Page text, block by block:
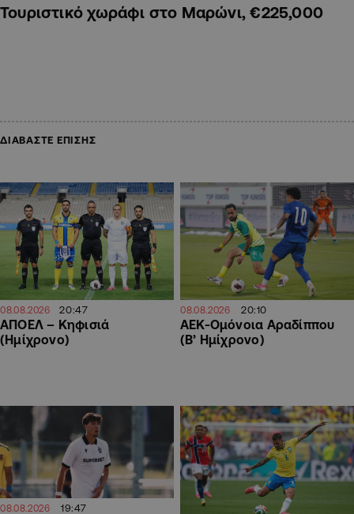
Τουριστικό χωράφι στο Μαρώνι, €225,000
ΔΙΑΒΑΣΤΕ ΕΠΙΣΗΣ
08.08.2026 20:47
ΑΠΟΕΛ – Κηφισιά
(Ημίχρονο)
08.08.2026 20:10
ΑΕΚ-Ομόνοια Αραδίππου
(Β’ Ημίχρονο)
08.08.2026 19:47